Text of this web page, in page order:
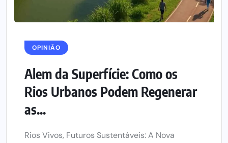
OPINIÃO
Alem da Superfície: Como os
Rios Urbanos Podem Regenerar
as...
Rios Vivos, Futuros Sustentáveis: A Nova